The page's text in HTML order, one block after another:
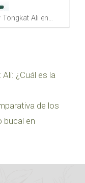
Ali en…
¿Cuál es la
de los
bucal en